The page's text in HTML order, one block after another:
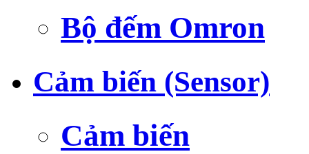
Bộ đếm Omron
Cảm biến (Sensor)
Cảm biến